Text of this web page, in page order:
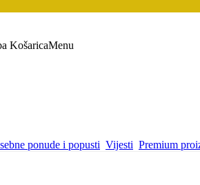
KošaricaMenu
ponude i popusti Vijesti Premium